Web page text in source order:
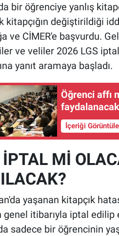
bir öğrenciye yanlış
kitapçığın değiştirildiği
ve CİMER'e başvurdu.
ve veliler 2026 LGS
yanıt aramaya başladı.
Öğrenci affı
İçeriği Görüntüle
İPTAL Mİ
yaşanan kitapçık
genel itibarıyla iptal
sadece bir öğrencinin